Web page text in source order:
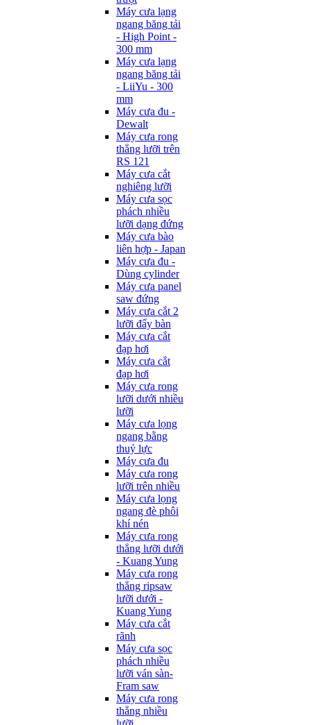
Máy cưa lạng
ngang băng tải
- High Point -
300 mm
Máy cưa lạng
ngang băng tải
- LiiYu - 300
mm
Máy cưa đu -
Dewalt
Máy cưa rong
thẳng lưỡi trên
RS 121
Máy cưa cắt
nghiêng lưỡi
Máy cưa sọc
phách nhiều
lưỡi dạng đứng
Máy cưa bào
liên hợp - Japan
Máy cưa đu -
Dùng cylinder
Máy cưa panel
saw đứng
Máy cưa cắt 2
lưỡi đẩy bàn
Máy cưa cắt
đạp hơi
Máy cưa cắt
đạp hơi
Máy cưa rong
lưỡi dưới nhiều
lưỡi
Máy cưa lọng
ngang bằng
thuỷ lực
Máy cưa đu
Máy cưa rong
lưỡi trên nhiều
Máy cưa lọng
ngang đè phôi
khí nén
Máy cưa rong
thẳng lưỡi dưới
- Kuang Yung
Máy cưa rong
thẳng ripsaw
lưỡi dưới -
Kuang Yung
Máy cưa cắt
rãnh
Máy cưa sọc
phách nhiều
lưỡi ván sàn-
Fram saw
Máy cưa rong
thẳng nhiều